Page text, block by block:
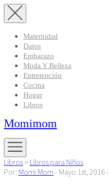
Maternidad
Datos
Embarazo
Moda Y Belleza
Entretención
Cocina
Hogar
Libros
Momimom
Libros > Libros para Niños
Por: Momi Mom - Mayo 1st, 2016 -